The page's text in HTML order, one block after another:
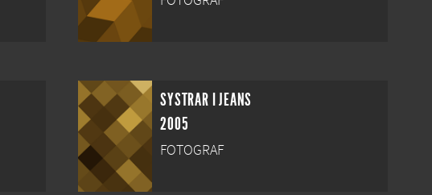
SYSTRAR I JEANS
2005
FOTOGRAF